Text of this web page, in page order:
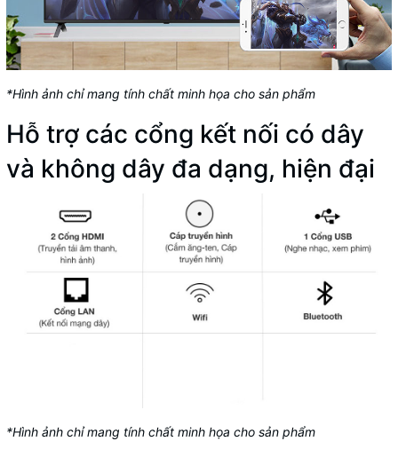
*Hình ảnh chỉ mang tính chất minh họa cho sản phẩm
Hỗ trợ các cổng kết nối có dây
và không dây đa dạng, hiện đại
*Hình ảnh chỉ mang tính chất minh họa cho sản phẩm